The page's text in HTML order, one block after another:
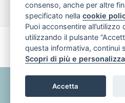
Made with by
consenso, anche per altre
specificato nella cookie
Puoi acconsentire all’utilizzo
utilizzando il pulsante
questa informativa, continui
Scopri di più e personalizza
Accetta